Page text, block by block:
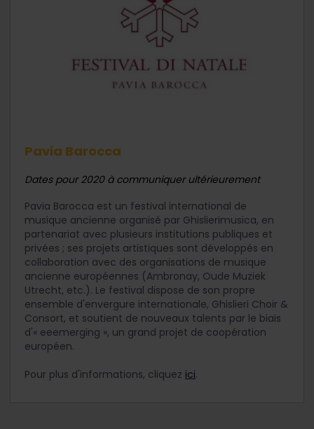
Pavia Barocca
Dates pour 2020 à communiquer ultérieurement
Pavia Barocca est un festival international de
musique ancienne organisé par Ghislierimusica, en
partenariat avec plusieurs institutions publiques et
privées ; ses projets artistiques sont développés en
collaboration avec des organisations de musique
ancienne européennes (Ambronay, Oude Muziek
Utrecht, etc.). Le festival dispose de son propre
ensemble d'envergure internationale, Ghislieri Choir &
Consort, et soutient de nouveaux talents par le biais
d'« eeemerging », un grand projet de coopération
européen.
Pour plus d'informations, cliquez ici.